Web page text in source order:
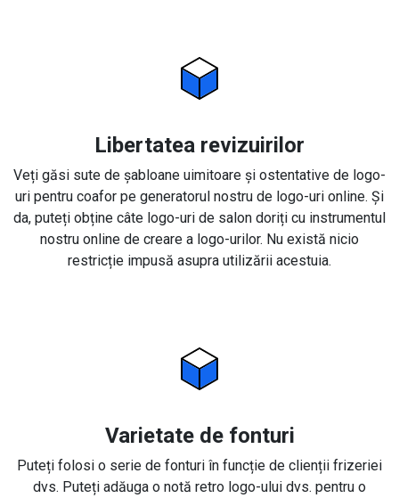
Libertatea revizuirilor
Veți găsi sute de șabloane uimitoare și ostentative de logo-
uri pentru coafor pe generatorul nostru de logo-uri online. Și
da, puteți obține câte logo-uri de salon doriți cu instrumentul
nostru online de creare a logo-urilor. Nu există nicio
restricție impusă asupra utilizării acestuia.
Varietate de fonturi
Puteți folosi o serie de fonturi în funcție de clienții frizeriei
dvs. Puteți adăuga o notă retro logo-ului dvs. pentru o